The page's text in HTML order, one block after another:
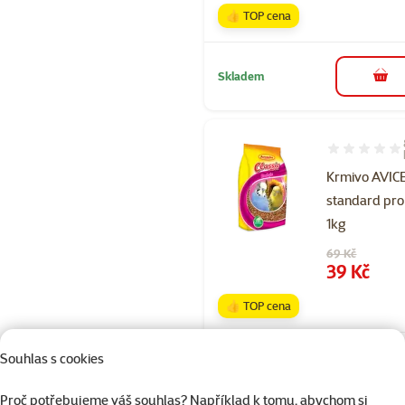
Souhlas s cookies
Proč potřebujeme váš souhlas? Například k tomu, abychom si
👍 TOP cena
Skladem do
Krmivo
standard
1kg
Hodnocení
Původní cena
69 Kč
Cena
39 Kč
👍 TOP cena